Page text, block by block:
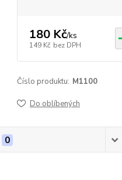
180 Kč/ks
149 Kč bez DPH
Číslo produktu: M1100
Do oblíbených
0